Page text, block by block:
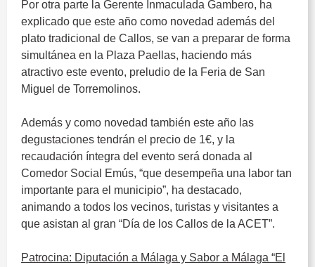
Por otra parte la Gerente Inmaculada Gambero, ha
explicado que este año como novedad además del
plato tradicional de Callos, se van a preparar de forma
simultánea en la Plaza Paellas, haciendo más
atractivo este evento, preludio de la Feria de San
Miguel de Torremolinos.
Además y como novedad también este año las
degustaciones tendrán el precio de 1€, y la
recaudación íntegra del evento será donada al
Comedor Social Emús, “que desempeña una labor tan
importante para el municipio”, ha destacado,
animando a todos los vecinos, turistas y visitantes a
que asistan al gran “Día de los Callos de la ACET”.
Patrocina: Diputación a Málaga y Sabor a Málaga “El